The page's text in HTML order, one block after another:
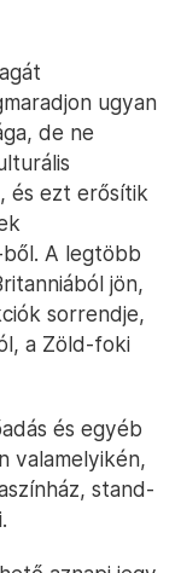
ugyan
de ne
és ezt erősítik
A legtöbb
jön,
sorrendje,
a Zöld-foki
és egyéb
valamelyikén,
stand-